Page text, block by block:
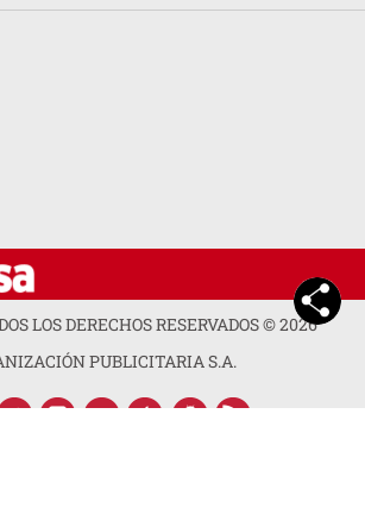
LOS DERECHOS RESERVADOS ©2026
PUBLICITARIA S.A.